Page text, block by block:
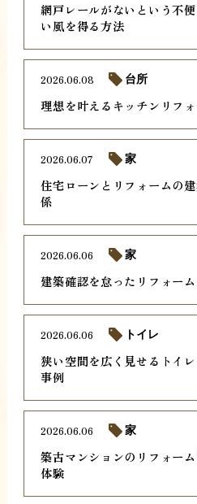
網戸レールがないという不
い風を得る方法
理想を叶えるキッチンリフ
2026.06.08 台所
住宅ローンとリフォームの
係
2026.06.07 家
建築確認を怠ったリフォー
2026.06.06 家
狭い空間を広く見せるトイ
事例
2026.06.06 トイレ
築古マンションのリフォー
体験
2026.06.06 家